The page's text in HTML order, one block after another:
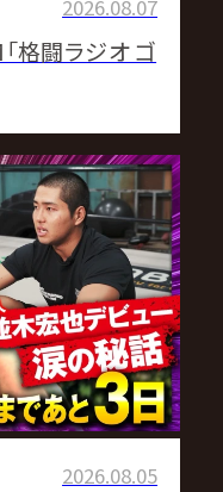
2026.08.07
格闘ラジオ ゴ
2026.08.05